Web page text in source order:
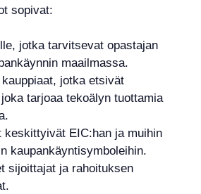
sopivat:
jotka tarvitsevat opastajan
maailmassa.
kauppiaat, jotka etsivät
tarjoaa tekoälyn tuottamia
keskittyivät EIC:han ja muihin
kaupankäyntisymboleihin.
sijoittajat ja rahoituksen